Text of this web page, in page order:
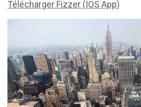
Télécharger Fizzer (IOS App)